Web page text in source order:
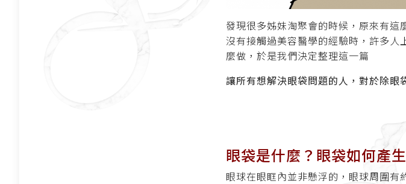
發現很多姊妹淘聚會的時候，原來有這
沒有接觸過美容醫學的經驗時，許多人
麼做，於是我們決定整理這一篇
讓所有想解決眼袋問題的人，對於除眼
眼袋是什麼？眼袋如何產生
眼球在眼眶內並非懸浮的，眼球周圍